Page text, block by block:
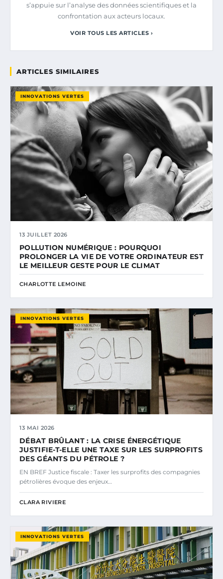
s’appuie sur l’analyse des données scientifiques et la
confrontation aux acteurs locaux.
VOIR TOUS LES ARTICLES ›
ARTICLES SIMILAIRES
INNOVATIONS VERTES
13 JUILLET 2026
POLLUTION NUMÉRIQUE : POURQUOI
PROLONGER LA VIE DE VOTRE ORDINATEUR EST
LE MEILLEUR GESTE POUR LE CLIMAT
CHARLOTTE LEMOINE
INNOVATIONS VERTES
13 MAI 2026
DÉBAT BRÛLANT : LA CRISE ÉNERGÉTIQUE
JUSTIFIE-T-ELLE UNE TAXE SUR LES SURPROFITS
DES GÉANTS DU PÉTROLE ?
EN BREF Justice fiscale : Taxer les surprofits des compagnies
pétrolières évoque des enjeux…
CLARA RIVIERE
INNOVATIONS VERTES